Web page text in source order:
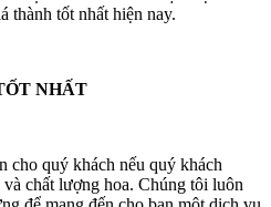
thành tốt nhất hiện nay.
NHẤT
cho quý khách nếu quý khách
chất lượng hoa. Chúng tôi luôn